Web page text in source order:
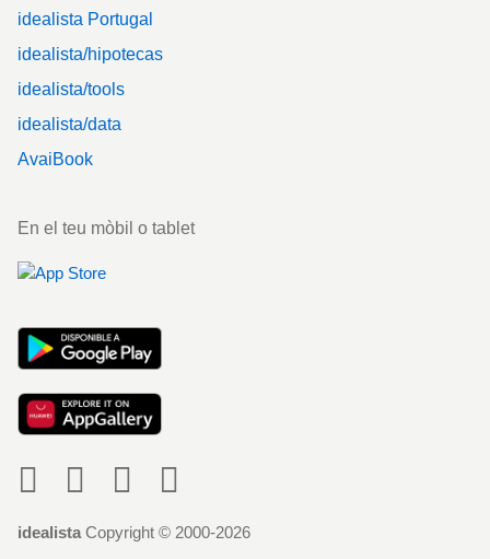
idealista Portugal
idealista/hipotecas
idealista/tools
idealista/data
AvaiBook
En el teu mòbil o tablet
idealista Copyright © 2000-2026